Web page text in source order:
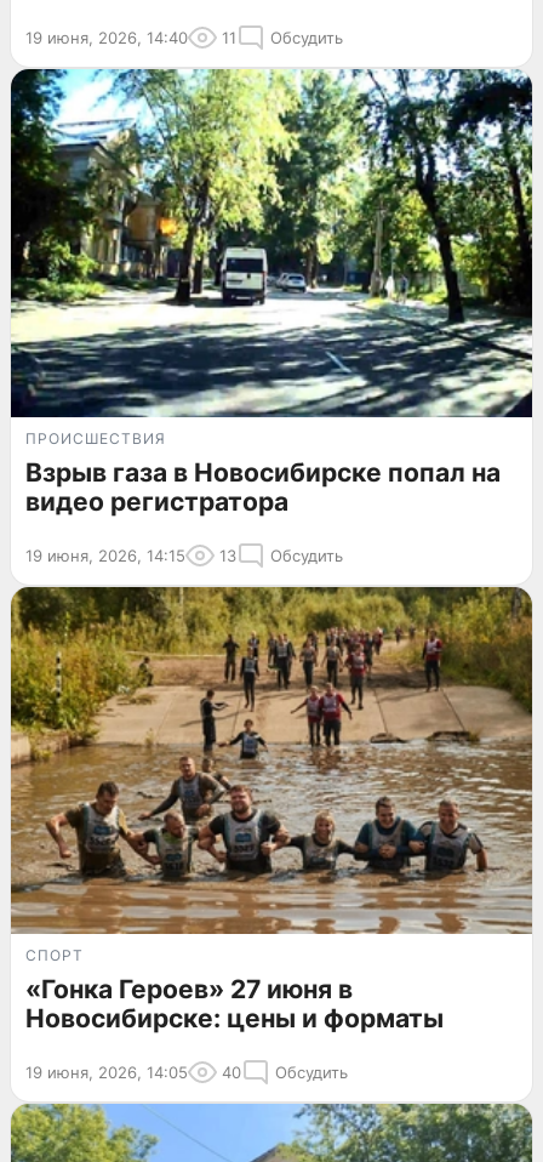
19 июня, 2026, 14:40 11 Обсудить
ПРОИСШЕСТВИЯ
Взрыв газа в Новосибирске попал на
видео регистратора
19 июня, 2026, 14:15 13 Обсудить
СПОРТ
«Гонка Героев» 27 июня в
Новосибирске: цены и форматы
19 июня, 2026, 14:05 40 Обсудить